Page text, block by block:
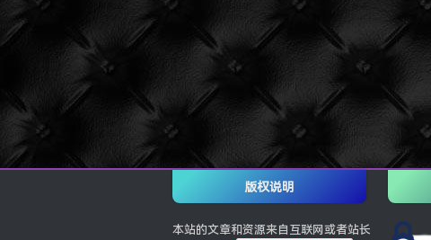
版权说明
本站的文章和资源来自互联网或者站长